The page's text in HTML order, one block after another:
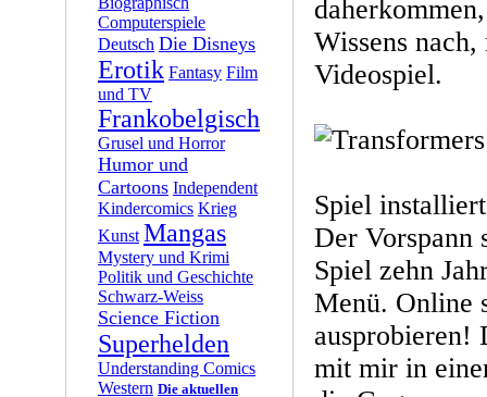
Computerspiele
Deutsch Die Disneys
Erotik Fantasy Film
und TV
Frankobelgisch
Grusel und Horror
Humor und
Cartoons Independent
Kindercomics Krieg
Kunst Mangas
Mystery und Krimi
Politik und Geschichte
Schwarz-Weiss
Science Fiction
Superhelden
Understanding Comics
Western Die aktuellen
Wissens
Videospiel.
Spiel
Der Vorspann
Spiel zehn
Menü. Online
ausprobieren!
mit mir in